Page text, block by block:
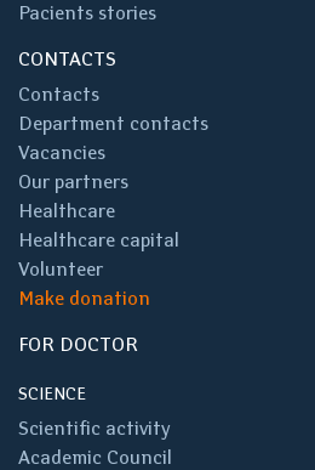
Pacients stories
CONTACTS
Contacts
Department contacts
Vacancies
Our partners
Healthcare
Healthcare capital
Volunteer
Make donation
FOR DOCTOR
SCIENCE
Scientific activity
Academic Council